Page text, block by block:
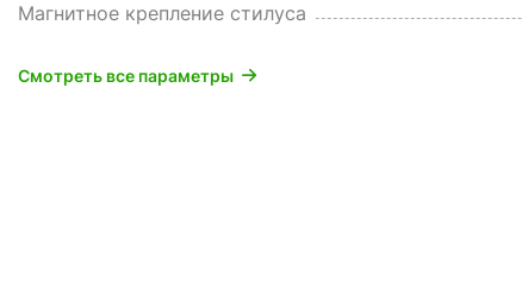
Магнитное крепление стилуса
Смотреть все параметры